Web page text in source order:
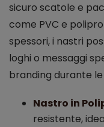
sicuro scatole e
come PVC e
spessori, i nastri
loghi o messaggi
branding durante le
Nastro in
resistente,